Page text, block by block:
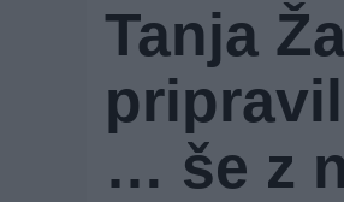
Tanja
… še z